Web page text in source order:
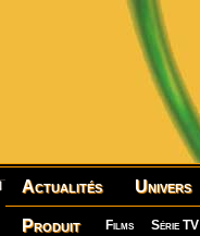
Actualités Univers
Produit Films Série TV